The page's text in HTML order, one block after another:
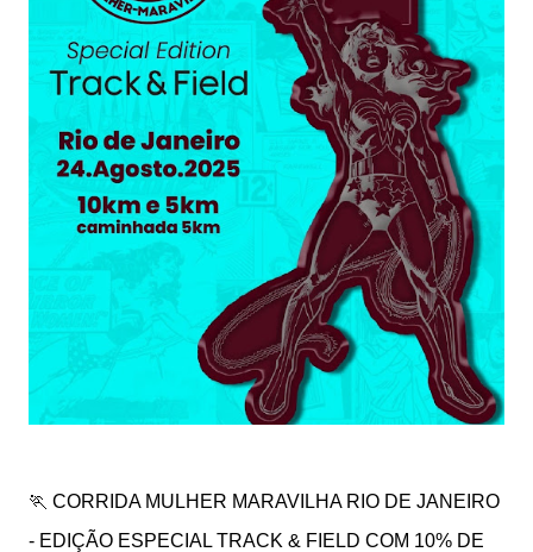
🏃 CORRIDA MULHER MARAVILHA RIO DE JANEIRO
- EDIÇÃO ESPECIAL TRACK & FIELD COM 10% DE